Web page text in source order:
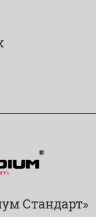
Стандарт»